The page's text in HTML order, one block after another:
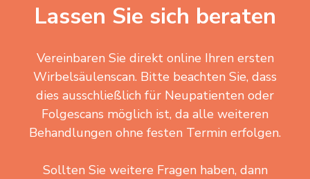
Lassen Sie sich beraten
Vereinbaren Sie direkt online Ihren ersten
Wirbelsäulenscan. Bitte beachten Sie, dass
dies ausschließlich für Neupatienten oder
Folgescans möglich ist, da alle weiteren
Behandlungen ohne festen Termin erfolgen.
Sollten Sie weitere Fragen haben, dann